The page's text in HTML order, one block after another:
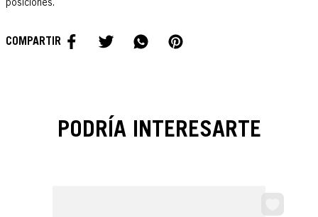
posiciones.
PODRÍA INTERESARTE